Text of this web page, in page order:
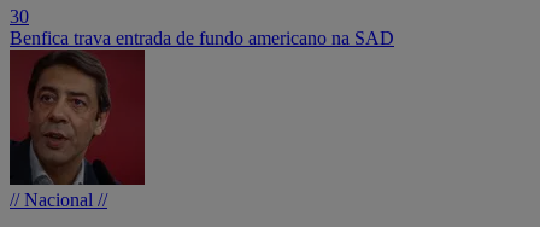
30
Benfica trava entrada de fundo americano na SAD
// Nacional //